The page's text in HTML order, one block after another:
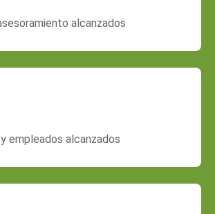
alcanzados
empleados alcanzados